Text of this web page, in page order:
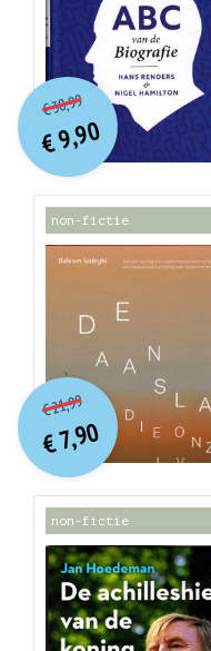
€30,99O
orspr
onkelijke
prijs
was:
€ 30,99.
€9,90
Huidige
prijs
is:
€ 9,90.
non-fictie
€21,99O
orspr
onkelijke
prijs
was:
€ 21,99.
€7,90
Huidige
prijs
is:
€ 7,90.
non-fictie